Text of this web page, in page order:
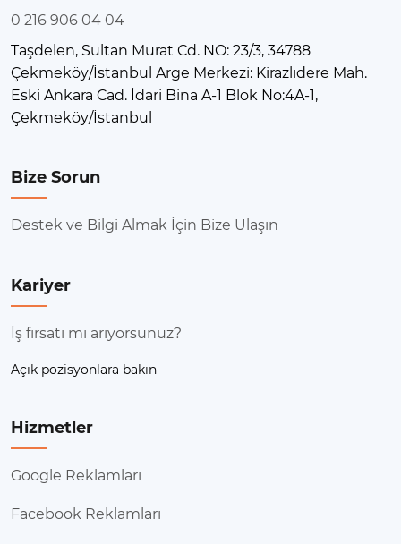
0 216 906 04 04
Taşdelen, Sultan Murat Cd. NO: 23/3, 34788
Çekmeköy/İstanbul Arge Merkezi: Kirazlıdere Mah.
Eski Ankara Cad. İdari Bina A-1 Blok No:4A-1,
Çekmeköy/İstanbul
Bize Sorun
Destek ve Bilgi Almak İçin Bize Ulaşın
Kariyer
İş fırsatı mı arıyorsunuz?
Açık pozisyonlara bakın
Hizmetler
Google Reklamları
Facebook Reklamları